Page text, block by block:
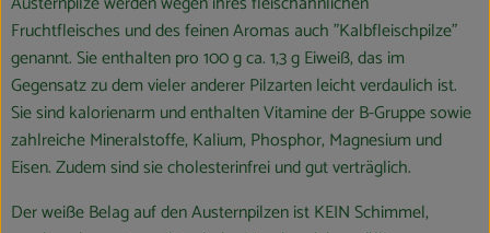
Fruchtfleisches und des feinen Aromas auch "Kalbfleischpilze"
genannt. Sie enthalten pro 100 g ca. 1,3 g Eiweiß, das im
Gegensatz zu dem vieler anderer Pilzarten leicht verdaulich ist.
Sie sind kalorienarm und enthalten Vitamine der B-Gruppe sowie
zahlreiche Mineralstoffe, Kalium, Phosphor, Magnesium und
Eisen. Zudem sind sie cholesterinfrei und gut verträglich.
Der weiße Belag auf den Austernpilzen ist KEIN Schimmel,